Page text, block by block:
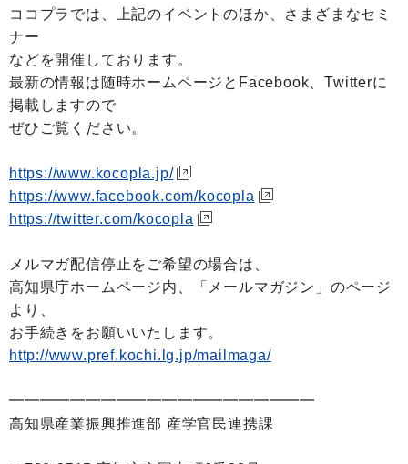
ココプラでは、上記のイベントのほか、さまざまなセミ
ナー
などを開催しております。
最新の情報は随時ホームページとFacebook、Twitterに
掲載しますので
ぜひご覧ください。
https://www.kocopla.jp/
https://www.facebook.com/kocopla
https://twitter.com/kocopla
メルマガ配信停止をご希望の場合は、
高知県庁ホームページ内、「メールマガジン」のページ
より、
お手続きをお願いいたします。
http://www.pref.kochi.lg.jp/mailmaga/
━━━━━━━━━━━━━━━━━━━━
高知県産業振興推進部 産学官民連携課